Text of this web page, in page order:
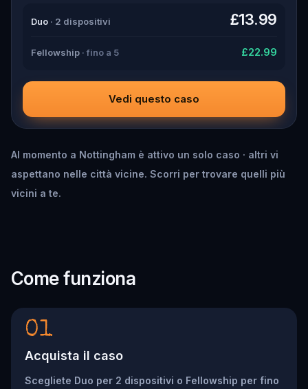
Duo · 2 dispositivi £13.99
Fellowship · fino a 5 £22.99
Vedi questo caso
Al momento a Nottingham è attivo un solo caso · altri vi
aspettano nelle città vicine. Scorri per trovare quelli più
vicini a te.
Come funziona
01
Acquista il caso
Scegliete Duo per 2 dispositivi o Fellowship per fino